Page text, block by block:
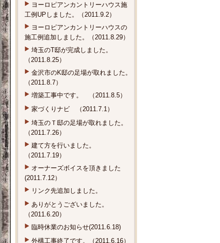
ヨーロピアンカントリーハウス施
工例UPしました。（2011.9.2）
ヨーロピアンカントリーハウスの
施工例追加しました。（2011.8.29）
埼玉のT邸が完成しました。
（2011.8.25）
金沢市のK邸の足場が取れました。
（2011.8.7）
増築工事中です。 （2011.8.5）
家づくりナビ （2011.7.1）
埼玉のＴ邸の足場が取れました。
（2011.7.26）
建て方を行いました。
（2011.7.19）
オーナーズボイスを頂きました
(2011.7.12）
リンク先追加しました。
ありがとうございました。
（2011.6.20）
臨時休業のお知らせ(2011.6.18)
外構工事終了です。（2011.6.16）